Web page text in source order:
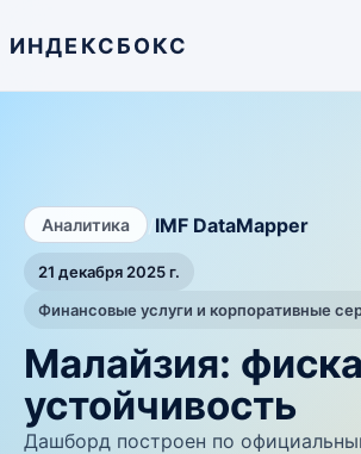
ИНДЕКСБОКС
Аналитика IMF DataMapper
21 декабря 2025 г.
Финансовые услуги и корпоративные
Малайзия:
устойчивость
Дашборд построен по